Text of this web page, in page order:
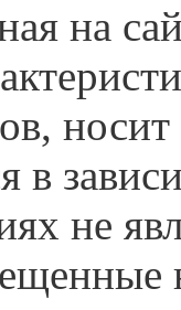
на
в
не